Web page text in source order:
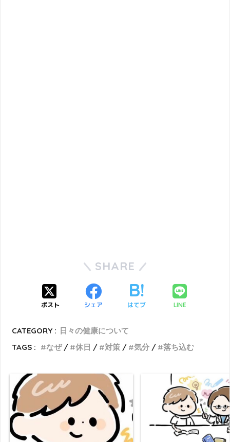
SHARE
ポスト シェア はてブ LINE
CATEGORY : 日々の健康について
TAGS :
なぜ 休日 対策 気分 落ち込む